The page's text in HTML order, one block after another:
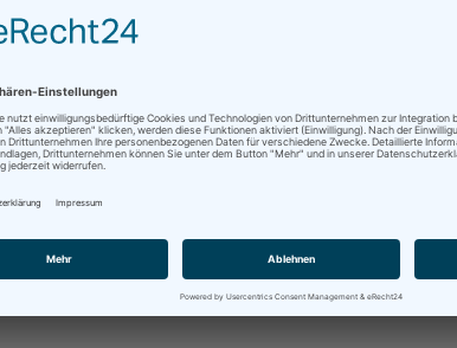
Mehr
BEEIDIGTE DOLMETSCHER